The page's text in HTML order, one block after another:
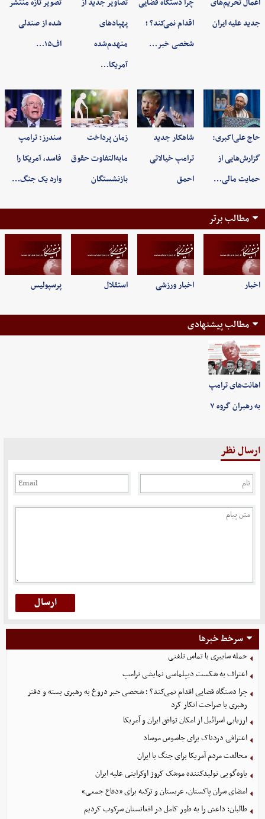
جدید علیه ایران
اقدام نمی‌کند؟ ؛
شخصی خبر…
پهپادهای
منهدم‌شده
آمریکا…
شده از صندلی
اف۱۵…
حاج علی‌اکبری:
گزارش‌هایی از
حمایت مالی…
شاهکار جدید
ترامپ خیالاتی
احمق
زمان پرداخت
مابه‌التفاوت حقوق
بازنشستگان
سندرز: ترامپ
فاسد، آمریکا را
وارد یک جنگ…
مطالب برتر
اخبار اخبار ورزشی استقلال پرسپولیس
مطالب پیشنهادی
اهانت‌های ترامپ
به رهبران گروه ۷
ارسال نظر
سرخط خبرها
حمله سایبری با تماس تلفنی
اعتراف به شکست دیپلماسی نمایشی ترامپ
چرا دستگاه قضایی اقدام نمی‌کند؟ ؛ شخصی خبر دروغ به رهبری بسته و دفتر
رهبری با صراحت انکار کرد
ارزیابی اسرائیل از امکان توافق ایران و آمریکا
اعترافی دردناک برای جاسوس موساد
مخالفت مردم آمریکا برای جنگ با ایران
یاوه‌گویی تولیدکننده موشک کروز اوکراینی علیه ایران
امضای سران پاکستان، عربستان و ترکیه برای «دفاع جمعی»
طالبان: داعش را به طور کامل در افغانستان سرکوب کردیم